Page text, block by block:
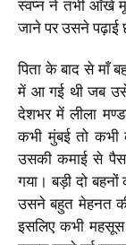
स्वप्न ने तभी आँखें
जाने पर उसने पढ़ाई
पिता के बाद से माँ
में आ गई थी जब उसे
देशभर में लीला
कभी मुंबई तो
उसकी कमाई से
गया। बड़ी दो
उसने बहुत मेहनत
इसलिए कभी